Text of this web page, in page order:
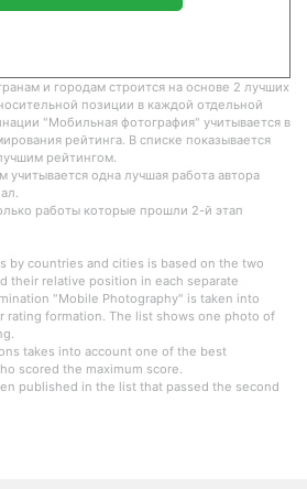
и городам строится на основе 2 лучших
позиции в каждой отдельной
"Мобильная фотография" учитывается в
рейтинга. В списке показывается
рейтингом.
одна лучшая работа автора
работы которые прошли 2-й этап
by countries and cities is based on the two
their relative position in each separate
"Mobile Photography" is taken into
rating formation. The list shows one photo of
takes into account one of the best
scored the maximum score.
published in the list that passed the second